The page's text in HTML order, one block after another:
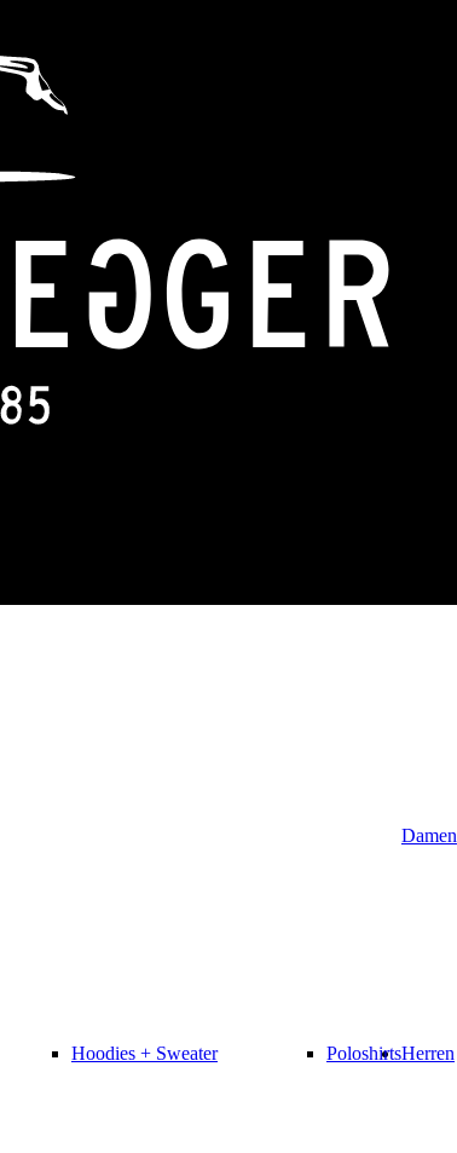
Damen
Hoodies + Sweater PoloshirtsHerren